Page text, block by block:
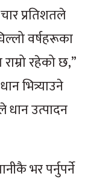
प्रतिशतले
वर्षहरूका
रहेको छ,”
भित्र्याउने
धान उत्पादन
भर पर्नुपर्ने